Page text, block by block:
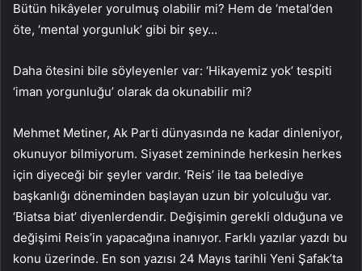
Bütün hikâyeler yorulmuş olabilir mi? Hem de ‘metal’den
öte, ‘mental yorgunluk’ gibi bir şey…
Daha ötesini bile söyleyenler var: ‘Hikayemiz yok’ tespiti
‘iman yorgunluğu’ olarak da okunabilir mi?
Mehmet Metiner, Ak Parti dünyasında ne kadar dinleniyor,
okunuyor bilmiyorum. Siyaset zemininde herkesin herkes
için diyeceği bir şeyler vardır. ‘Reis’ ile taa belediye
başkanlığı döneminden başlayan uzun bir yolculuğu var.
‘Biatsa biat’ diyenlerdendir. Değişimin gerekli olduğuna ve
değişimi Reis’in yapacağına inanıyor. Farklı yazılar yazdı bu
konu üzerinde. En son yazısı 24 Mayıs tarihli Yeni Şafak’ta